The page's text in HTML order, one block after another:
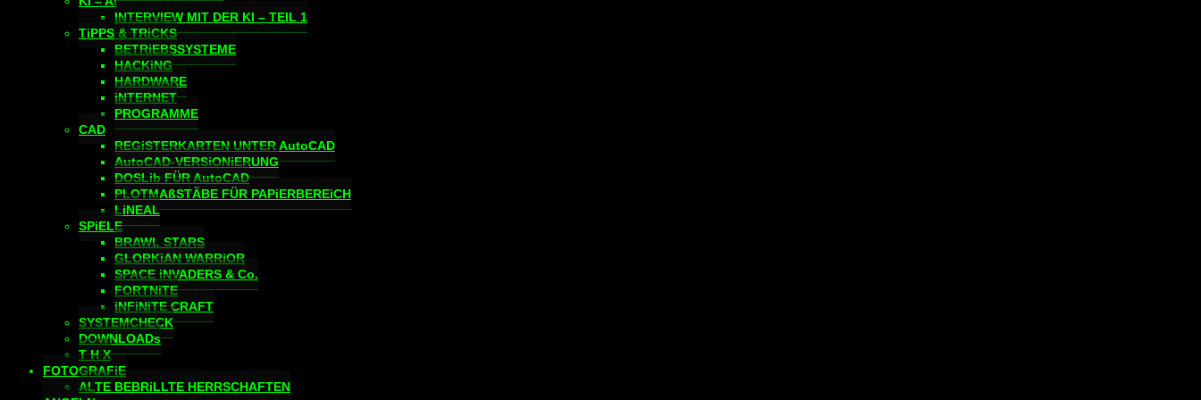
INTERVIEW MIT DER KI – TEIL 1
TiPPS & TRiCKS
BETRiEBSSYSTEME
HACKiNG
HARDWARE
iNTERNET
PROGRAMME
CAD
REGiSTERKARTEN UNTER AutoCAD
AutoCAD-VERSiONiERUNG
DOSLib FÜR AutoCAD
PLOTMAßSTÄBE FÜR PAPiERBEREiCH
LiNEAL
SPiELE
BRAWL STARS
GLORKiAN WARRiOR
SPACE iNVADERS & Co.
FORTNiTE
iNFiNiTE CRAFT
SYSTEMCHECK
DOWNLOADs
T H X
FOTOGRAFiE
ALTE BEBRiLLTE HERRSCHAFTEN